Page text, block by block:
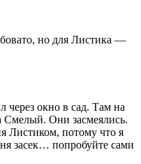
но для Листика —
окно в сад. Там на
Смелый. Они засмеялись.
Листиком, потому что я
засек… попробуйте сами